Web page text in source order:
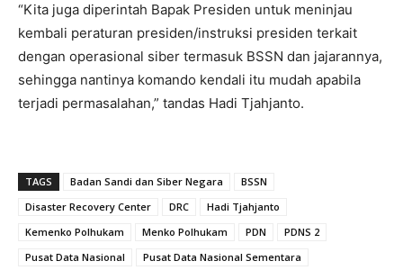
“Kita juga diperintah Bapak Presiden untuk meninjau
kembali peraturan presiden/instruksi presiden terkait
dengan operasional siber termasuk BSSN dan jajarannya,
sehingga nantinya komando kendali itu mudah apabila
terjadi permasalahan,” tandas Hadi Tjahjanto.
TAGS Badan Sandi dan Siber Negara
BSSN
Disaster Recovery Center
DRC
Hadi Tjahjanto
Kemenko Polhukam
Menko Polhukam PDN
PDNS 2
Pusat Data Nasional
Pusat Data Nasional Sementara